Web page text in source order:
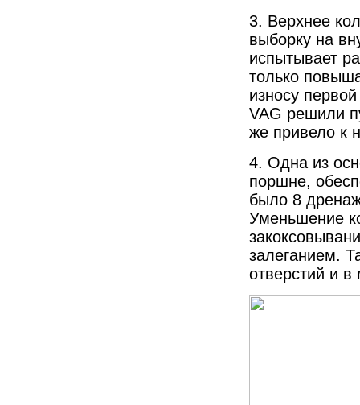
3. Верхнее
выборку на
испытывает
только
износу
VAG решили
же привело к
4. Одна из
поршне,
было 8
Уменьшение
залеганием.
отверстий и в